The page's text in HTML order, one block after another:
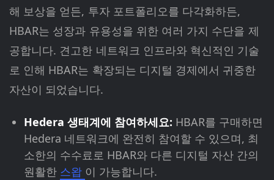
해 보상을 얻든, 투자 포트폴리오를 다각화하든,
HBAR는 성장과 유용성을 위한 여러 가지 수단을 제
공합니다. 견고한 네트워크 인프라와 혁신적인 기술
로 인해 HBAR는 확장되는 디지털 경제에서 귀중한
자산이 되었습니다.
Hedera 생태계에 참여하세요: HBAR를 구매하면
Hedera 네트워크에 완전히 참여할 수 있으며, 최
소한의 수수료로 HBAR와 다른 디지털 자산 간의
원활한 스왑 이 가능합니다.